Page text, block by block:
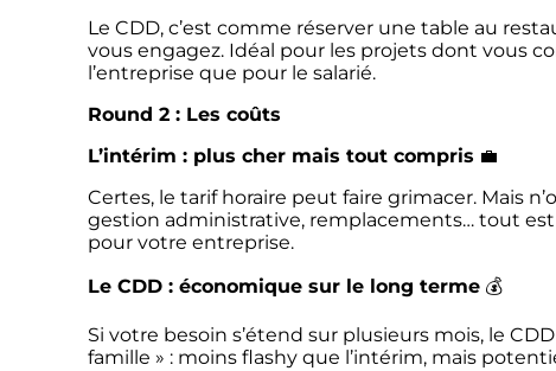
Le CDD, c’est comme réserver une table au
vous engagez. Idéal pour les projets dont vous
l’entreprise que pour le salarié.
Round 2 : Les coûts
L’intérim : plus cher mais tout compris 💼
Certes, le tarif horaire peut faire grimacer. Mais
gestion administrative, remplacements… tout est
pour votre entreprise.
Le CDD : économique sur le long terme 💰
Si votre besoin s’étend sur plusieurs mois, le
famille » : moins flashy que l’intérim, mais